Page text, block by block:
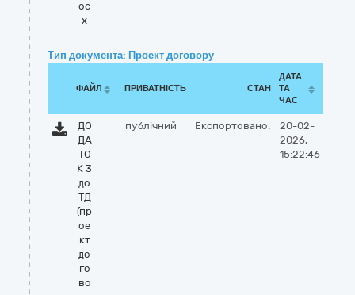
oc
x
Тип документа: Проект договору
ФАЙЛ ПРИВАТНІСТЬ СТАН
ДАТА
ТА
ЧАС
ДО
ДА
ТО
К 3
до
ТД
(пр
ое
кт
до
го
во
публічний Експортовано:
20-02-
2026,
15:22:46